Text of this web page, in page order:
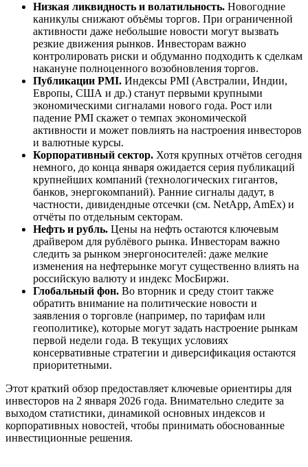
Низкая ликвидность и волатильность. Новогодние
каникулы снижают объёмы торгов. При ограниченной
активности даже небольшие новости могут вызвать
резкие движения рынков. Инвесторам важно
контролировать риски и обдуманно подходить к сделкам
накануне полноценного возобновления торгов.
Публикации PMI. Индексы PMI (Австралии, Индии,
Европы, США и др.) станут первыми крупными
экономическими сигналами нового года. Рост или
падение PMI скажет о темпах экономической
активности и может повлиять на настроения инвесторов
и валютные курсы.
Корпоративный сектор. Хотя крупных отчётов сегодня
немного, до конца января ожидается серия публикаций
крупнейших компаний (технологических гигантов,
банков, энергокомпаний). Ранние сигналы дадут, в
частности, дивидендные отсечки (см. NetApp, AmEx) и
отчёты по отдельным секторам.
Нефть и рубль. Цены на нефть остаются ключевым
драйвером для рублёвого рынка. Инвесторам важно
следить за рынком энергоносителей: даже мелкие
изменения на нефтерынке могут существенно влиять на
российскую валюту и индекс МосБиржи.
Глобальный фон. Во вторник и среду стоит также
обратить внимание на политические новости и
заявления о торговле (например, по тарифам или
геополитике), которые могут задать настроение рынкам
первой недели года. В текущих условиях
консервативные стратегии и диверсификация остаются
приоритетными.
Этот краткий обзор предоставляет ключевые ориентиры для
инвесторов на 2 января 2026 года. Внимательно следите за
выходом статистики, динамикой основных индексов и
корпоративных новостей, чтобы принимать обоснованные
инвестиционные решения.